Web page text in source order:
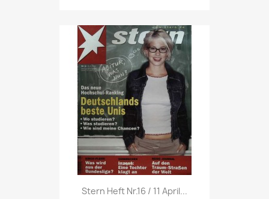
Vorschau
Stern Heft Nr.16 / 11 April...